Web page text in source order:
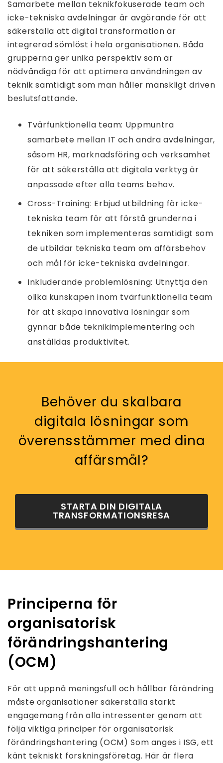
Samarbete mellan teknikfokuserade team och
icke-tekniska avdelningar är avgörande för att
säkerställa att digital transformation är
integrerad sömlöst i hela organisationen. Båda
grupperna ger unika perspektiv som är
nödvändiga för att optimera användningen av
teknik samtidigt som man håller mänskligt driven
beslutsfattande.
Tvärfunktionella team: Uppmuntra
samarbete mellan IT och andra avdelningar,
såsom HR, marknadsföring och verksamhet
för att säkerställa att digitala verktyg är
anpassade efter alla teams behov.
Cross-Training: Erbjud utbildning för icke-
tekniska team för att förstå grunderna i
tekniken som implementeras samtidigt som
de utbildar tekniska team om affärsbehov
och mål för icke-tekniska avdelningar.
Inkluderande problemlösning: Utnyttja den
olika kunskapen inom tvärfunktionella team
för att skapa innovativa lösningar som
gynnar både teknikimplementering och
anställdas produktivitet.
Behöver du skalbara
digitala lösningar som
överensstämmer med dina
affärsmål?
STARTA DIN DIGITALA
TRANSFORMATIONSRESA
Principerna för
organisatorisk
förändringshantering
(OCM)
För att uppnå meningsfull och hållbar förändring
måste organisationer säkerställa starkt
engagemang från alla intressenter genom att
följa viktiga principer för organisatorisk
förändringshantering (OCM) Som anges i ISG, ett
känt tekniskt forskningsföretag. Här är flera